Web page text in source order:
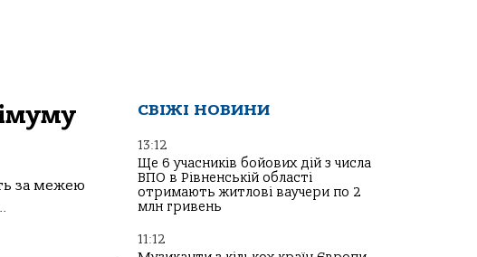
за межею
СВІЖІ НОВИНИ
13:12
Ще 6 учасників бойових дій з числа
ВПО в Рівненській області
отримають житлові ваучери по 2
млн гривень
11:12